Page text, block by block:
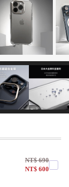
NT$690
NT$600